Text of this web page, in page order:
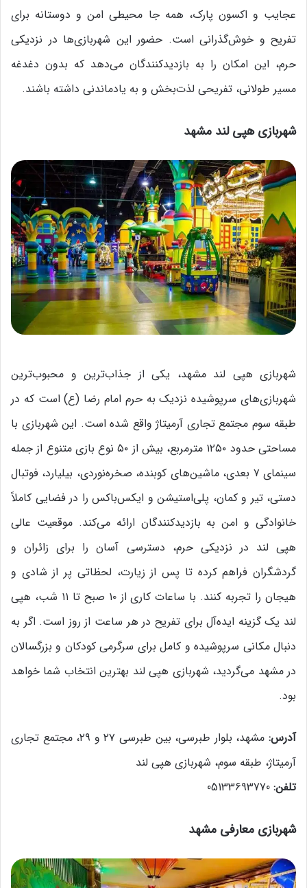
عجایب و اکسون پارک، همه جا محیطی امن و دوستانه برای
تفریح و خوش‌گذرانی است. حضور این شهربازی‌ها در نزدیکی
حرم، این امکان را به بازدیدکنندگان می‌دهد که بدون دغدغه
مسیر طولانی، تفریحی لذت‌بخش و به یادماندنی داشته باشند.
شهربازی هپی لند مشهد
شهربازی هپی لند مشهد، یکی از جذاب‌ترین و محبوب‌ترین
شهربازی‌های سرپوشیده نزدیک به حرم امام رضا (ع) است که در
طبقه سوم مجتمع تجاری آرمیتاژ واقع شده است. این شهربازی با
مساحتی حدود ۱۲۵۰ مترمربع، بیش از ۵۰ نوع بازی متنوع از جمله
سینمای ۷ بعدی، ماشین‌های کوبنده، صخره‌نوردی، بیلیارد، فوتبال
دستی، تیر و کمان، پلی‌استیشن و ایکس‌باکس را در فضایی کاملاً
خانوادگی و امن به بازدیدکنندگان ارائه می‌کند. موقعیت عالی
هپی لند در نزدیکی حرم، دسترسی آسان را برای زائران و
گردشگران فراهم کرده تا پس از زیارت، لحظاتی پر از شادی و
هیجان را تجربه کنند. با ساعات کاری از ۱۰ صبح تا ۱۱ شب، هپی
لند یک گزینه ایده‌آل برای تفریح در هر ساعت از روز است. اگر به
دنبال مکانی سرپوشیده و کامل برای سرگرمی کودکان و بزرگسالان
در مشهد می‌گردید، شهربازی هپی لند بهترین انتخاب شما خواهد
بود.
آدرس:
مشهد، بلوار طبرسی، بین طبرسی ۲۷ و ۲۹، مجتمع تجاری
آرمیتاژ، طبقه سوم، شهربازی هپی لند
تلفن:
شهربازی معارفی مشهد